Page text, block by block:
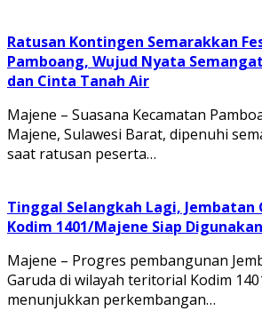
Ratusan Kontingen Semarakkan
Pamboang, Wujud Nyata
dan Cinta Tanah Air
Majene – Suasana Kecamatan
Majene, Sulawesi Barat, dipenuhi
saat ratusan peserta…
Tinggal Selangkah Lagi, Jembatan
Kodim 1401/Majene Siap
Majene – Progres pembangunan
Garuda di wilayah teritorial Kodim
menunjukkan perkembangan…